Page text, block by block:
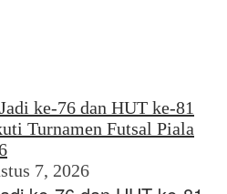
7, 2026